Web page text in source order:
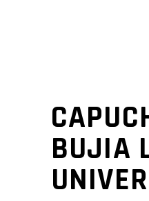
BUJIA